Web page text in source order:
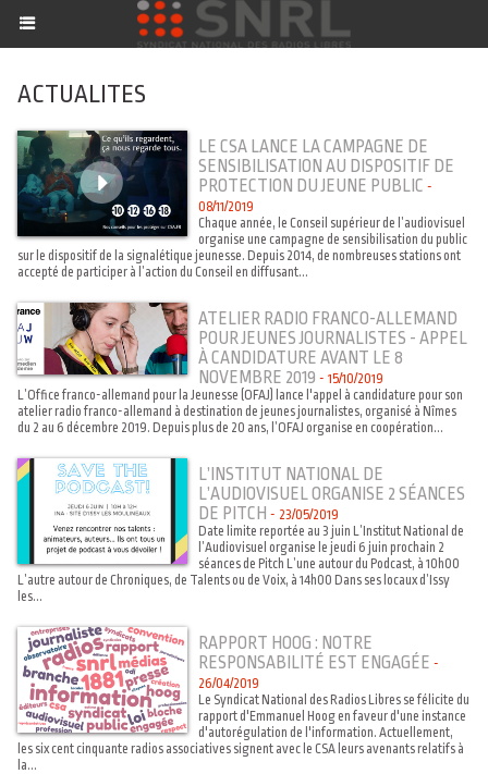
ACTUALITES
LE CSA LANCE LA CAMPAGNE DE
SENSIBILISATION AU DISPOSITIF DE
PROTECTION DU JEUNE PUBLIC -
08/11/2019
Chaque année, le Conseil supérieur de l’audiovisuel
organise une campagne de sensibilisation du public
sur le dispositif de la signalétique jeunesse. Depuis 2014, de nombreuses stations ont
accepté de participer à l’action du Conseil en diffusant...
ATELIER RADIO FRANCO-ALLEMAND
POUR JEUNES JOURNALISTES - APPEL
À CANDIDATURE AVANT LE 8
NOVEMBRE 2019 - 15/10/2019
L’Office franco-allemand pour la Jeunesse (OFAJ) lance l'appel à candidature pour son
atelier radio franco-allemand à destination de jeunes journalistes, organisé à Nîmes
du 2 au 6 décembre 2019. Depuis plus de 20 ans, l’OFAJ organise en coopération...
L’INSTITUT NATIONAL DE
L’AUDIOVISUEL ORGANISE 2 SÉANCES
DE PITCH - 23/05/2019
Date limite reportée au 3 juin L’Institut National de
l’Audiovisuel organise le jeudi 6 juin prochain 2
séances de Pitch L’une autour du Podcast, à 10h00
L’autre autour de Chroniques, de Talents ou de Voix, à 14h00 Dans ses locaux d’Issy
les...
RAPPORT HOOG : NOTRE
RESPONSABILITÉ EST ENGAGÉE -
26/04/2019
Le Syndicat National des Radios Libres se félicite du
rapport d'Emmanuel Hoog en faveur d'une instance
d'autorégulation de l'information. Actuellement,
les six cent cinquante radios associatives signent avec le CSA leurs avenants relatifs à
la...